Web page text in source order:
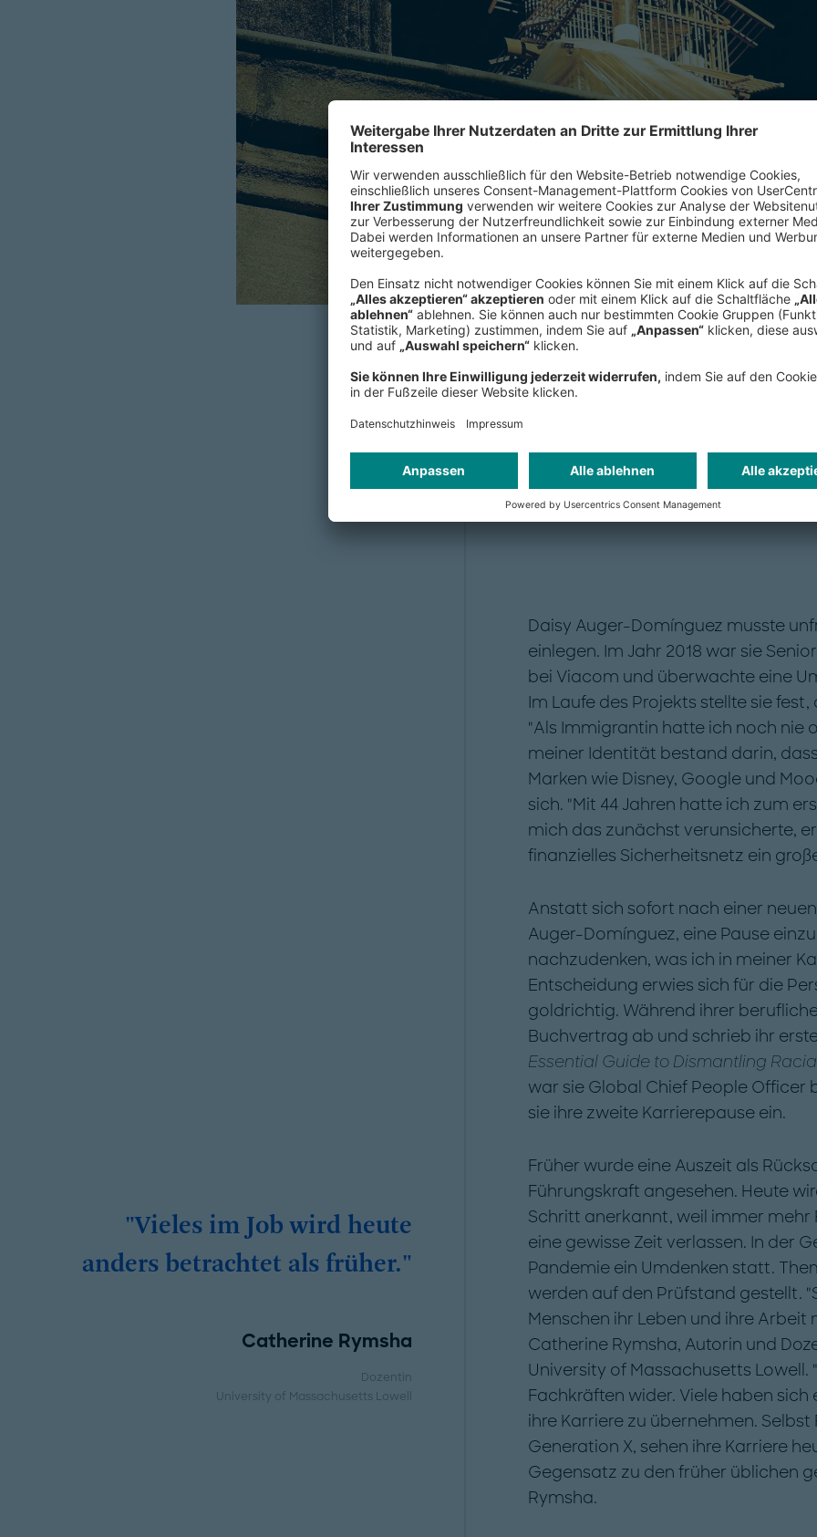
Vollständiges PDF
herunterladen
Daisy Auger-Domínguez musste
einlegen. Im Jahr 2018 war sie
bei ­Viacom und überwachte eine
Im Laufe des Projekts stellte sie
"Als Immigrantin hatte ich noch nie
meiner Identität bestand darin,
Marken wie ­Disney, ­Google und
sich. "Mit 44 Jahren hatte ich zum
mich das zunächst verunsicherte,
finanzielles Sicherheitsnetz ein
Anstatt sich sofort nach einer
Auger-­Domínguez, eine Pause
nachzudenken, was ich in meiner
Entscheidung erwies sich für die
goldrichtig. Während ihrer
Buchvertrag ab und schrieb ihr
Essential Guide to Dismantling
war sie Global Chief People Officer
sie ihre zweite Karrierepause ein.
"Vieles im Job wird heute
anders betrachtet als früher."
Catherine Rymsha
Dozentin
University of Massachusetts Lowell
Früher wurde eine Auszeit als
Führungskraft angesehen. Heute
Schritt anerkannt, weil immer mehr
eine gewisse Zeit verlassen. In der
Pandemie ein Umdenken statt.
werden auf den Prüfstand gestellt.
Menschen ihr Leben und ihre
Catherine ­Rymsha, Autorin und
University of Massachusetts
Fachkräften wider. Viele haben
ihre Karriere zu übernehmen.
Generation X, sehen ihre Karriere
Gegensatz zu den früher üblichen
Rymsha.